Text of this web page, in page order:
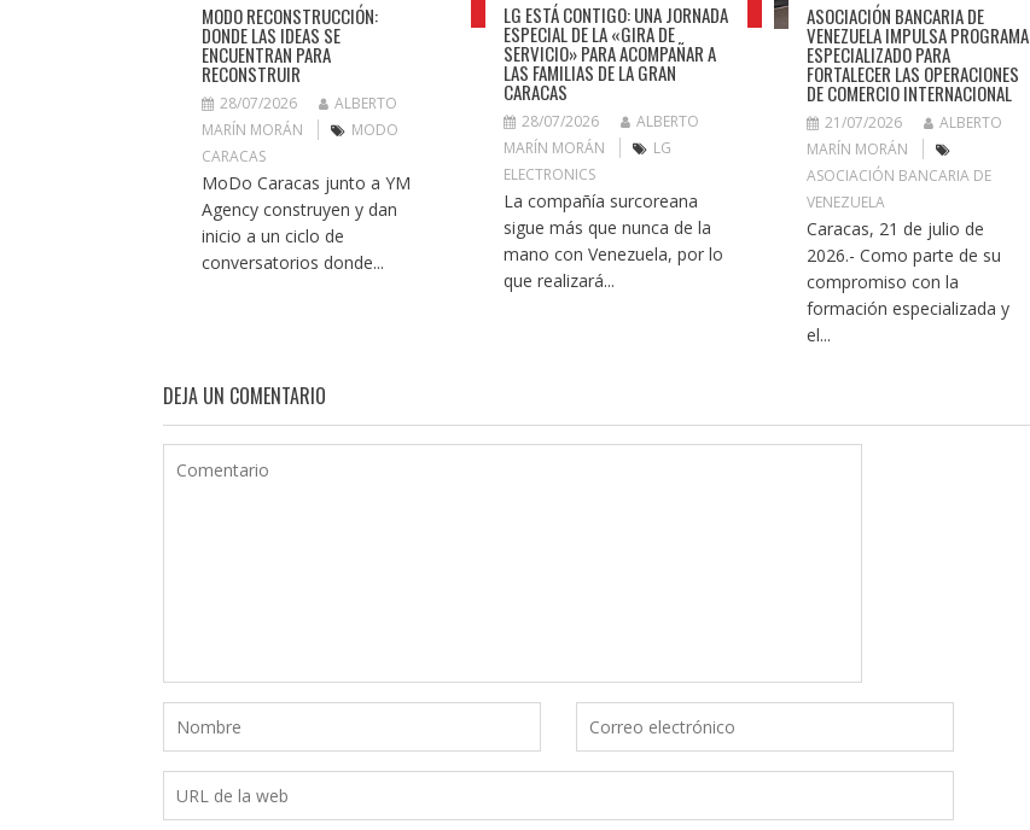
MODO RECONSTRUCCIÓN:
DONDE LAS IDEAS SE
ENCUENTRAN PARA
RECONSTRUIR
28/07/2026
ALBERTO
MARÍN MORÁN
MODO
CARACAS
MoDo Caracas junto a YM
Agency construyen y dan
inicio a un ciclo de
conversatorios donde...
LG ESTÁ CONTIGO: UNA JORNADA
ESPECIAL DE LA «GIRA DE
SERVICIO» PARA ACOMPAÑAR A
LAS FAMILIAS DE LA GRAN
CARACAS
28/07/2026
ALBERTO
MARÍN MORÁN
LG
ELECTRONICS
La compañía surcoreana
sigue más que nunca de la
mano con Venezuela, por lo
que realizará...
ASOCIACIÓN BANCARIA DE
VENEZUELA IMPULSA PROGRAMA
ESPECIALIZADO PARA
FORTALECER LAS OPERACIONES
DE COMERCIO INTERNACIONAL
21/07/2026
ALBERTO
MARÍN MORÁN
ASOCIACIÓN BANCARIA DE
VENEZUELA
Caracas, 21 de julio de
2026.- Como parte de su
compromiso con la
formación especializada y
el...
DEJA UN COMENTARIO